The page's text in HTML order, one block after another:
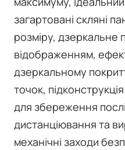
загартовані скляні
розміру, дзеркальне
відображенням,
дзеркальному
точок,
для збереження
дистанціювання та
механічні заходи